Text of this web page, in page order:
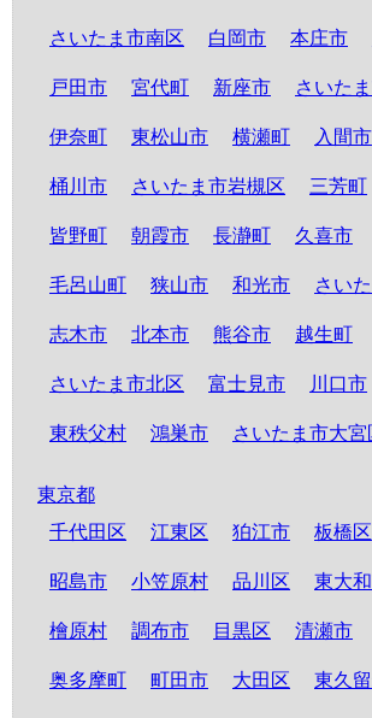
さいたま市南区 白岡市 本庄市
戸田市 宮代町 新座市 さいた
伊奈町 東松山市 横瀬町 入間市
桶川市 さいたま市岩槻区 三芳町
皆野町 朝霞市 長瀞町 久喜市
毛呂山町 狭山市 和光市 さい
志木市 北本市 熊谷市 越生町
さいたま市北区 富士見市 川口市
東秩父村 鴻巣市 さいたま市大宮
東京都
千代田区
江東区 狛江市 板橋区
昭島市 小笠原村 品川区 東大
檜原村 調布市 目黒区 清瀬市
奥多摩町 町田市 大田区 東久